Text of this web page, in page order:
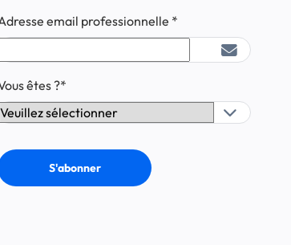
email professionnelle *
êtes ?*